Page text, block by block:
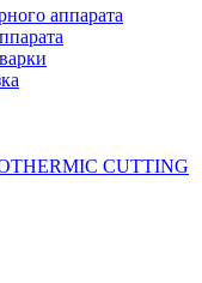
аппарата
CUTTING